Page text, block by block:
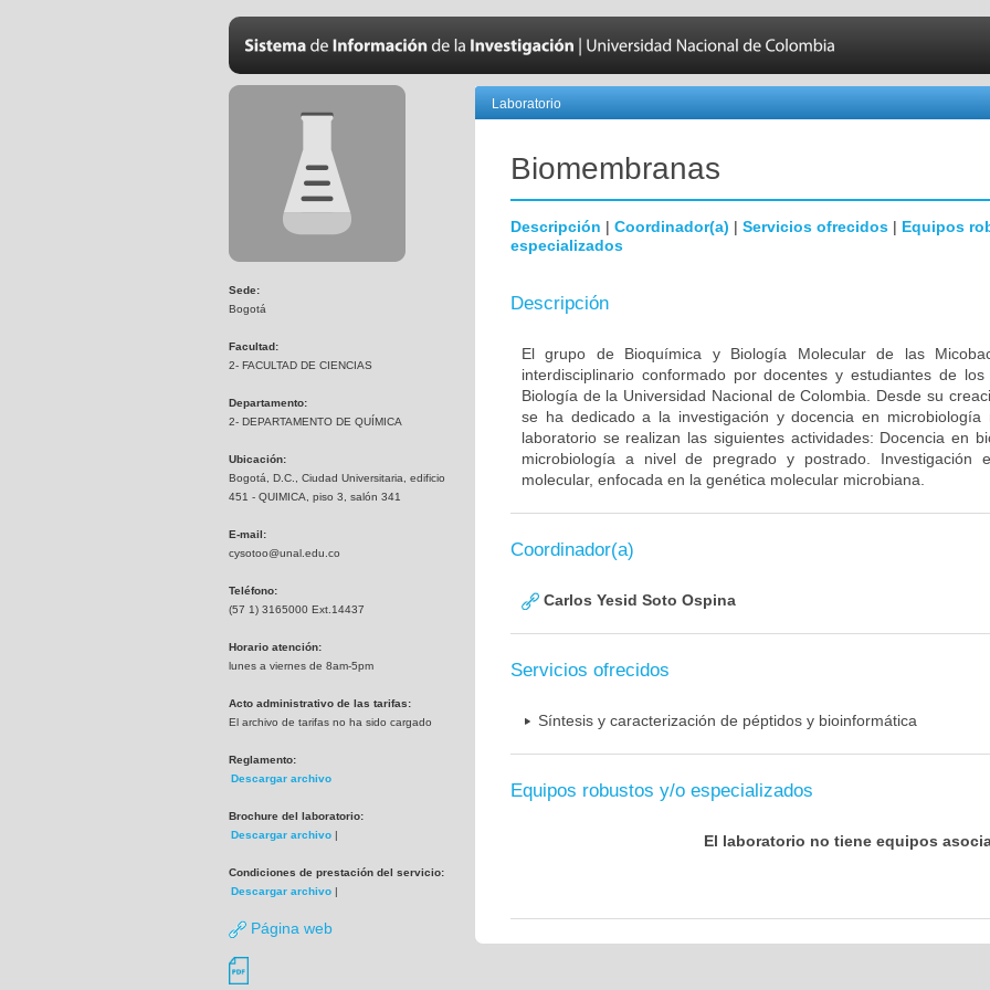
Sede:
Bogotá
Facultad:
2- FACULTAD DE CIENCIAS
Departamento:
2- DEPARTAMENTO DE QUÍMICA
Ubicación:
Bogotá, D.C., Ciudad Universitaria, edificio
451 - QUIMICA, piso 3, salón 341
E-mail:
cysotoo@unal.edu.co
Teléfono:
(57 1) 3165000 Ext.14437
Horario atención:
lunes a viernes de 8am-5pm
Acto administrativo de las tarifas:
El archivo de tarifas no ha sido cargado
Reglamento:
Descargar archivo
Brochure del laboratorio:
Descargar archivo |
Condiciones de prestación del servicio:
Descargar archivo |
Página web
Laboratorio
Biomembranas
Descripción | Coordinador(a) | Servicios ofrecidos | Equipos
especializados
Descripción
El grupo de Bioquímica y Biología Molecular de las
interdisciplinario conformado por docentes y estudiantes de
Biología de la Universidad Nacional de Colombia. Desde su
se ha dedicado a la investigación y docencia en microbiología
laboratorio se realizan las siguientes actividades: Docencia en
microbiología a nivel de pregrado y postrado. Investigación
molecular, enfocada en la genética molecular microbiana.
Coordinador(a)
Carlos Yesid Soto Ospina
Servicios ofrecidos
Síntesis y caracterización de péptidos y bioinformática
Equipos robustos y/o especializados
El laboratorio no tiene equipos